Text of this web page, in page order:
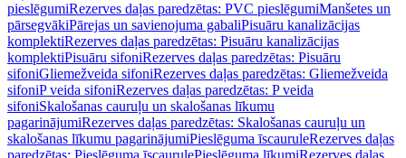
pieslēgumiRezerves daļas paredzētas: PVC pieslēgumiManšetes un
pārsegvākiPārejas un savienojuma gabaliPisuāru kanalizācijas
komplektiRezerves daļas paredzētas: Pisuāru kanalizācijas
komplektiPisuāru sifoniRezerves daļas paredzētas: Pisuāru
sifoniGliemežveida sifoniRezerves daļas paredzētas: Gliemežveida
sifoniP veida sifoniRezerves daļas paredzētas: P veida
sifoniSkalošanas cauruļu un skalošanas līkumu
pagarinājumiRezerves daļas paredzētas: Skalošanas cauruļu un
skalošanas līkumu pagarinājumiPieslēguma īscauruleRezerves daļas
paredzētas: Pieslēguma īscaurulePieslēguma līkumiRezerves daļas